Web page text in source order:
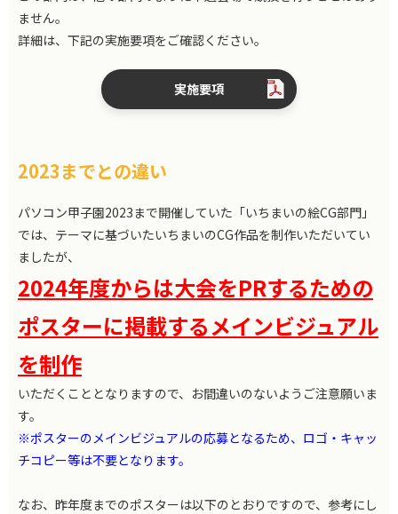
ません。
詳細は、下記の実施要項をご確認ください。
実施要項
2023までとの違い
パソコン甲子園2023まで開催していた「いちまいの絵CG部門」
では、テーマに基づいたいちまいのCG作品を制作いただいてい
ましたが、
2024年度からは大会をPRするための
ポスターに掲載するメインビジュアル
を制作
いただくこととなりますので、お間違いのないようご注意願いま
す。
※ポスターのメインビジュアルの応募となるため、ロゴ・キャッ
チコピー等は不要となります。
なお、昨年度までのポスターは以下のとおりですので、参考にし